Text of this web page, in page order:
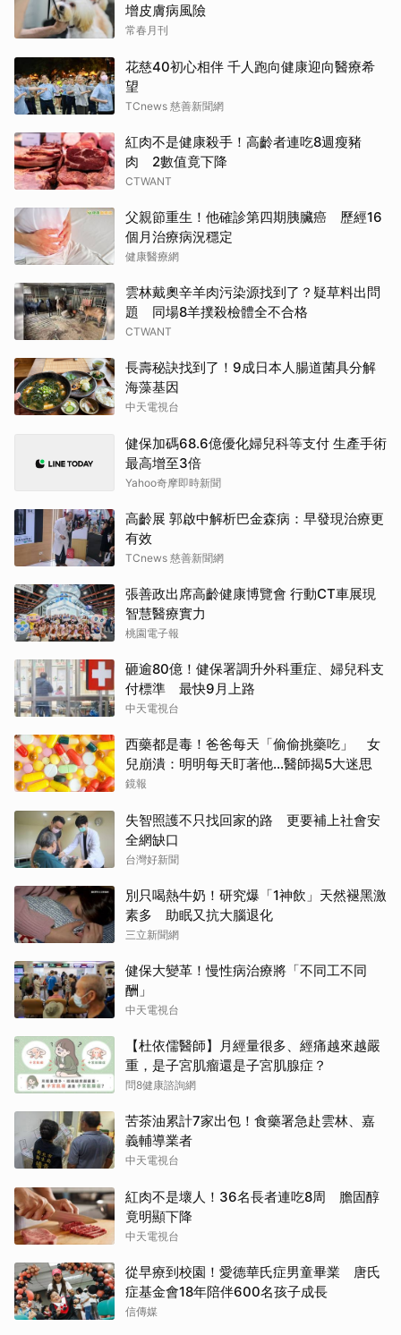
增皮膚病風險
常春月刊
花慈40初心相伴 千人跑向健康迎向醫療希
望
TCnews 慈善新聞網
紅肉不是健康殺手！高齡者連吃8週瘦豬
肉 2數值竟下降
CTWANT
父親節重生！他確診第四期胰臟癌 歷經16
個月治療病況穩定
健康醫療網
雲林戴奧辛羊肉污染源找到了？疑草料出問
題 同場8羊撲殺檢體全不合格
CTWANT
長壽秘訣找到了！9成日本人腸道菌具分解
海藻基因
中天電視台
健保加碼68.6億優化婦兒科等支付 生產手術
最高增至3倍
Yahoo奇摩即時新聞
高齡展 郭啟中解析巴金森病：早發現治療更
有效
TCnews 慈善新聞網
張善政出席高齡健康博覽會 行動CT車展現
智慧醫療實力
桃園電子報
砸逾80億！健保署調升外科重症、婦兒科支
付標準 最快9月上路
中天電視台
西藥都是毒！爸爸每天「偷偷挑藥吃」 女
兒崩潰：明明每天盯著他…醫師揭5大迷思
鏡報
失智照護不只找回家的路 更要補上社會安
全網缺口
台灣好新聞
別只喝熱牛奶！研究爆「1神飲」天然褪黑激
素多 助眠又抗大腦退化
三立新聞網
健保大變革！慢性病治療將「不同工不同
酬」
中天電視台
【杜依儒醫師】月經量很多、經痛越來越嚴
重，是子宮肌瘤還是子宮肌腺症？
問8健康諮詢網
苦茶油累計7家出包！食藥署急赴雲林、嘉
義輔導業者
中天電視台
紅肉不是壞人！36名長者連吃8周 膽固醇
竟明顯下降
中天電視台
從早療到校園！愛德華氏症男童畢業 唐氏
症基金會18年陪伴600名孩子成長
信傳媒